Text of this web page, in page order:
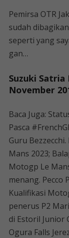
Pemirsa OTR
sudah
seperti yang
gan…
Suzuki
November
Baca Juga:
Pasca
Guru
Mans 2023;
Motogp Le
menang. Pecco
Kualifikasi
penerus P2
di Estoril Junior
Ogura Falls